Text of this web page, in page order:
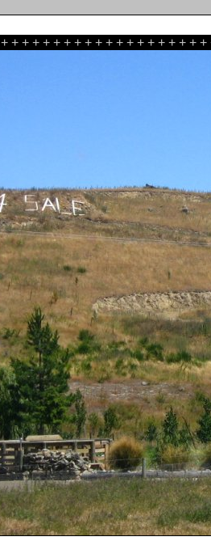
+ + + + + + + + + + + + + + + + + + + +